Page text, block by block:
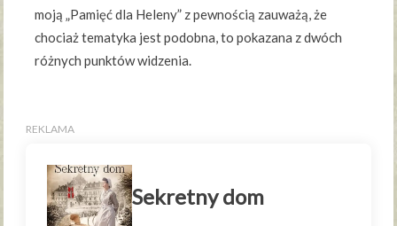
moją „Pamięć dla Heleny” z pewnością zauważą, że
chociaż tematyka jest podobna, to pokazana z dwóch
różnych punktów widzenia.